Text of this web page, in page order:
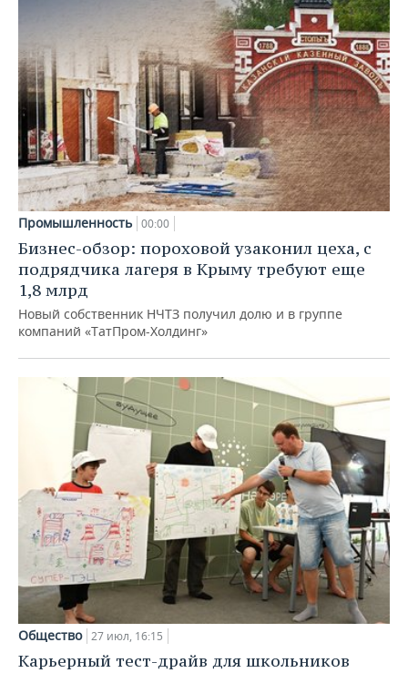
Промышленность 00:00
Бизнес-обзор: пороховой узаконил цеха, с
подрядчика лагеря в Крыму требуют еще
1,8 млрд
Новый собственник НЧТЗ получил долю и в группе
компаний «ТатПром-Холдинг»
Общество 27 июл, 16:15
Карьерный тест-драйв для школьников